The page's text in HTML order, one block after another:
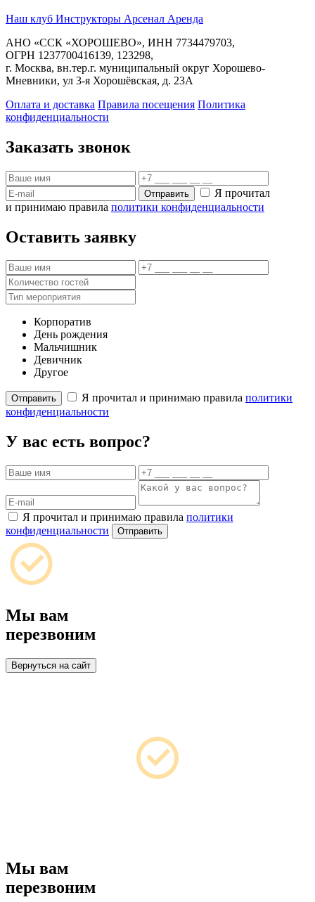
Наш клуб Инструкторы Арсенал Аренда
АНО «ССК «ХОРОШЕВО», ИНН 7734479703,
ОГРН 1237700416139, 123298,
г. Москва, вн.тер.г. муниципальный округ Хорошево-
Мневники, ул 3-я Хорошёвская, д. 23А
Оплата и доставка Правила посещения Политика
конфиденциальности
Заказать звонок
Отправить
Я прочитал
и принимаю правила политики конфиденциальности
Оставить заявку
Корпоратив
День рождения
Мальчишник
Девичник
Другое
Отправить Я прочитал и принимаю правила политики
конфиденциальности
У вас есть вопрос?
Я прочитал и принимаю правила политики
конфиденциальности
Отправить
Мы вам
перезвоним
Вернуться на сайт
Мы вам
перезвоним